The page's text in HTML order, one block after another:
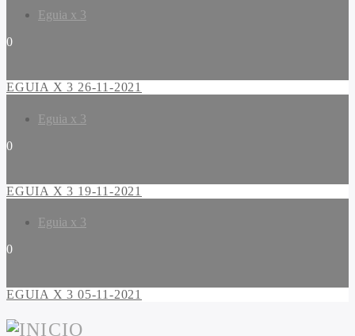
Eguia x 3
0
EGUIA X 3 26-11-2021
Eguia x 3
0
EGUIA X 3 19-11-2021
Eguia x 3
0
EGUIA X 3 05-11-2021